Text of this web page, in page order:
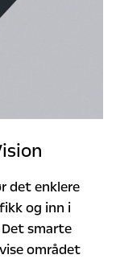
det enklere
og inn i
smarte
området